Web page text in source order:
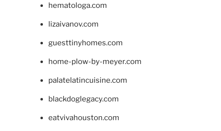
hematologa.com
lizaivanov.com
guesttinyhomes.com
home-plow-by-meyer.com
palatelatincuisine.com
blackdoglegacy.com
eatvivahouston.com